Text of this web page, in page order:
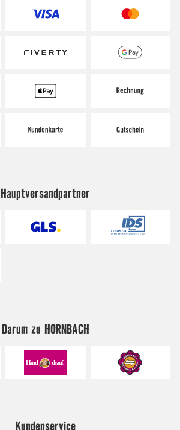
Hauptversandpartner
Darum zu HORNBACH
Kundenservice